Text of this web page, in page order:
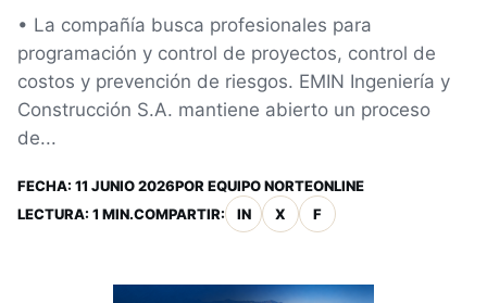
• La compañía busca profesionales para
programación y control de proyectos, control de
costos y prevención de riesgos. EMIN Ingeniería y
Construcción S.A. mantiene abierto un proceso
de...
FECHA: 11 JUNIO 2026POR EQUIPO NORTEONLINE
LECTURA: 1 MIN.COMPARTIR: IN X F